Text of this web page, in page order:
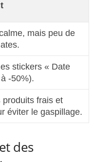
mais peu de
stickers « Date
-50%).
produits frais et
éviter le gaspillage.
des